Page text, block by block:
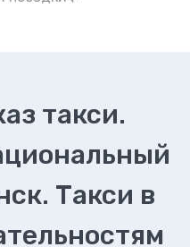
такси.
Такси в